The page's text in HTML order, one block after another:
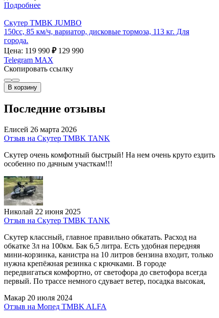
Подробнее
Скутер TMBK JUMBO
150cc, 85 км/ч, вариатор, дисковые тормоза, 113 кг. Для
города.
Цена: 119 990 ₽ 129 990
Telegram MAX
Скопировать ссылку
В корзину
Последние отзывы
Елисей 26 марта 2026
Отзыв на Скутер TMBK TANK
Скутер очень комфотный быстрый! На нем очень круто ездить
особенно по дачным участкам!!!
Николай 22 июня 2025
Отзыв на Скутер TMBK TANK
Скутер классный, главное правильно обкатать. Расход на
обкатке 3л на 100км. Бак 6,5 литра. Есть удобная передняя
мини-корзинка, канистра на 10 литров бензина входит, только
нужна крепёжная резинка с крючками. В городе
передвигаться комфортно, от светофора до светофора всегда
первый. По трассе немного сдувает ветер, посадка высокая,
Макар 20 июля 2024
Отзыв на Мопед TMBK ALFA